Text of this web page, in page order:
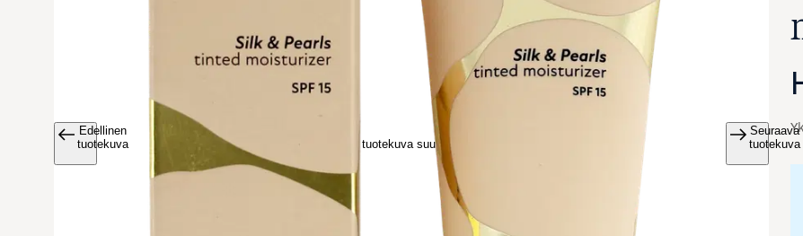
Avaa tuotekuva suurennettuna
Edellinen
tuotekuva
Seuraava
tuotekuva